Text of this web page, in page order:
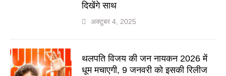
दिखेंगे साथ
अक्टूबर 4, 2025
थलपति विजय की जन नायकन 2026 में
धूम मचाएगी, 9 जनवरी को इसकी रिलीज